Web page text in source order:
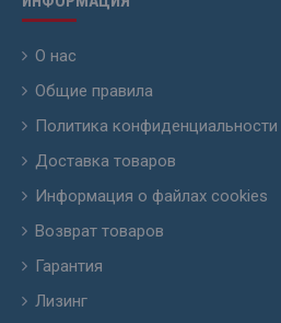
О нас
Общие правила
Политика конфиденциальности
Доставка товаров
Информация о файлах cookies
Возврат товаров
Гарантия
Лизинг